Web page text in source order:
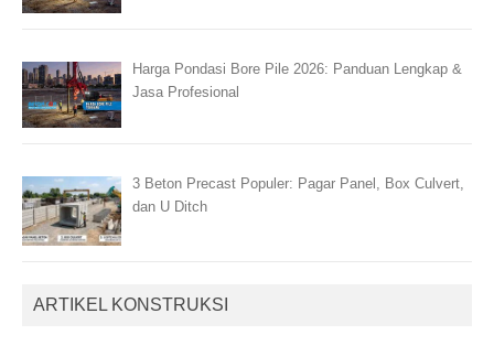
Harga Pondasi Bore Pile 2026: Panduan Lengkap &
Jasa Profesional
3 Beton Precast Populer: Pagar Panel, Box Culvert,
dan U Ditch
ARTIKEL KONSTRUKSI